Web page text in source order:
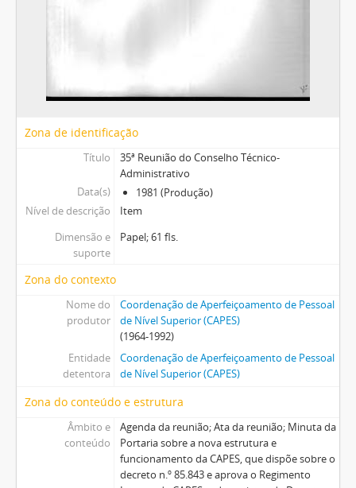
Zona de identificação
Título
35ª Reunião do Conselho Técnico-
Administrativo
Data(s)
1981 (Produção)
Nível de descrição
Item
Dimensão e
suporte
Papel; 61 fls.
Zona do contexto
Nome do
produtor
Coordenação de Aperfeiçoamento de Pessoal
de Nível Superior (CAPES)
(1964-1992)
Entidade
detentora
Coordenação de Aperfeiçoamento de Pessoal
de Nível Superior (CAPES)
Zona do conteúdo e estrutura
Âmbito e
conteúdo
Agenda da reunião; Ata da reunião; Minuta da
Portaria sobre a nova estrutura e
funcionamento da CAPES, que dispõe sobre o
decreto n.º 85.843 e aprova o Regimento